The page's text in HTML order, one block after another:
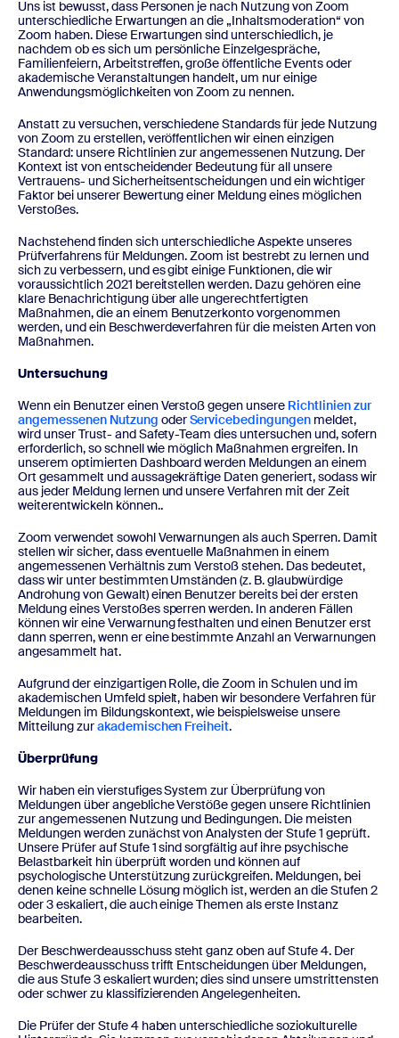
Uns ist bewusst, dass Personen je nach Nutzung von Zoom
unterschiedliche Erwartungen an die „Inhaltsmoderation“ von
Zoom haben. Diese Erwartungen sind unterschiedlich, je
nachdem ob es sich um persönliche Einzelgespräche,
Familienfeiern, Arbeitstreffen, große öffentliche Events oder
akademische Veranstaltungen handelt, um nur einige
Anwendungsmöglichkeiten von Zoom zu nennen.
Anstatt zu versuchen, verschiedene Standards für jede Nutzung
von Zoom zu erstellen, veröffentlichen wir einen einzigen
Standard: unsere Richtlinien zur angemessenen Nutzung. Der
Kontext ist von entscheidender Bedeutung für all unsere
Vertrauens- und Sicherheitsentscheidungen und ein wichtiger
Faktor bei unserer Bewertung einer Meldung eines möglichen
Verstoßes.
Nachstehend finden sich unterschiedliche Aspekte unseres
Prüfverfahrens für Meldungen. Zoom ist bestrebt zu lernen und
sich zu verbessern, und es gibt einige Funktionen, die wir
voraussichtlich 2021 bereitstellen werden. Dazu gehören eine
klare Benachrichtigung über alle ungerechtfertigten
Maßnahmen, die an einem Benutzerkonto vorgenommen
werden, und ein Beschwerdeverfahren für die meisten Arten von
Maßnahmen.
Untersuchung
Wenn ein Benutzer einen Verstoß gegen unsere Richtlinien zur
angemessenen Nutzung oderServicebedingungen meldet,
wird unser Trust- and Safety-Team dies untersuchen und, sofern
erforderlich, so schnell wie möglich Maßnahmen ergreifen. In
unserem optimierten Dashboard werden Meldungen an einem
Ort gesammelt und aussagekräftige Daten generiert, sodass wir
aus jeder Meldung lernen und unsere Verfahren mit der Zeit
weiterentwickeln können..
Zoom verwendet sowohl Verwarnungen als auch Sperren. Damit
stellen wir sicher, dass eventuelle Maßnahmen in einem
angemessenen Verhältnis zum Verstoß stehen. Das bedeutet,
dass wir unter bestimmten Umständen (z. B. glaubwürdige
Androhung von Gewalt) einen Benutzer bereits bei der ersten
Meldung eines Verstoßes sperren werden. In anderen Fällen
können wir eine Verwarnung festhalten und einen Benutzer erst
dann sperren, wenn er eine bestimmte Anzahl an Verwarnungen
angesammelt hat.
Aufgrund der einzigartigen Rolle, die Zoom in Schulen und im
akademischen Umfeld spielt, haben wir besondere Verfahren für
Meldungen im Bildungskontext, wie beispielsweise unsere
Mitteilung zurakademischen Freiheit.
Überprüfung
Wir haben ein vierstufiges System zur Überprüfung von
Meldungen über angebliche Verstöße gegen unsere Richtlinien
zur angemessenen Nutzung und Bedingungen. Die meisten
Meldungen werden zunächst von Analysten der Stufe 1 geprüft.
Unsere Prüfer auf Stufe 1 sind sorgfältig auf ihre psychische
Belastbarkeit hin überprüft worden und können auf
psychologische Unterstützung zurückgreifen. Meldungen, bei
denen keine schnelle Lösung möglich ist, werden an die Stufen 2
oder 3 eskaliert, die auch einige Themen als erste Instanz
bearbeiten.
Der Beschwerdeausschuss steht ganz oben auf Stufe 4. Der
Beschwerdeausschuss trifft Entscheidungen über Meldungen,
die aus Stufe 3 eskaliert wurden; dies sind unsere umstrittensten
oder schwer zu klassifizierenden Angelegenheiten.
Die Prüfer der Stufe 4 haben unterschiedliche soziokulturelle